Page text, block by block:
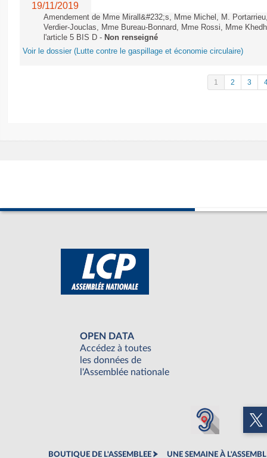
19/11/2019
Amendement de Mme Mirall&#232;s, Mme Michel, M.
Verdier-Jouclas, Mme Bureau-Bonnard, Mme Rossi, Mme
l'article 5 BIS D - Non renseigné
Voir le dossier (Lutte contre le gaspillage et économie circulaire)
1 2 3
OPEN DATA
Accédez à toutes
les données de
l'Assemblée nationale
BOUTIQUE DE L'ASSEMBLEE UNE SEMAINE À